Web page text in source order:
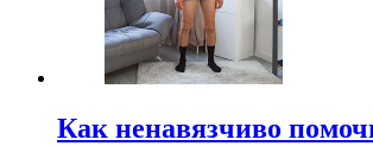
Как ненавязчиво